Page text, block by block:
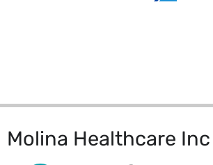
Molina Healthcare Inc